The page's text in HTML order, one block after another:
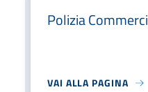
Polizia
VAI ALLA PAGINA